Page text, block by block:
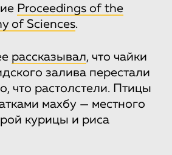
Proceedings of the
of Sciences.
рассказывал, что чайки
залива перестали
что растолстели. Птицы
махбу — местного
курицы и риса